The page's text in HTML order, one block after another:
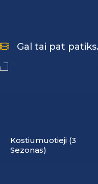
Gal tai pat patiks.
Kostiumuotieji (3
Sezonas)